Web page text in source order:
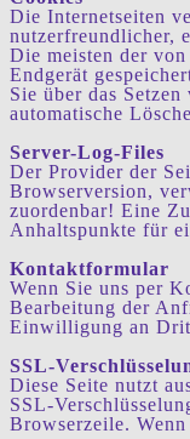
Die Internetseiten
nutzerfreundlicher,
Die meisten der
Endgerät
Sie über das
automatische
Server-Log-Files
Der Provider der
Browserversion,
zuordenbar! Eine
Anhaltspunkte für
Kontaktformular
Wenn Sie uns per
Bearbeitung der
Einwilligung an
SSL-
Diese Seite nutzt
SSL-
Browserzeile.